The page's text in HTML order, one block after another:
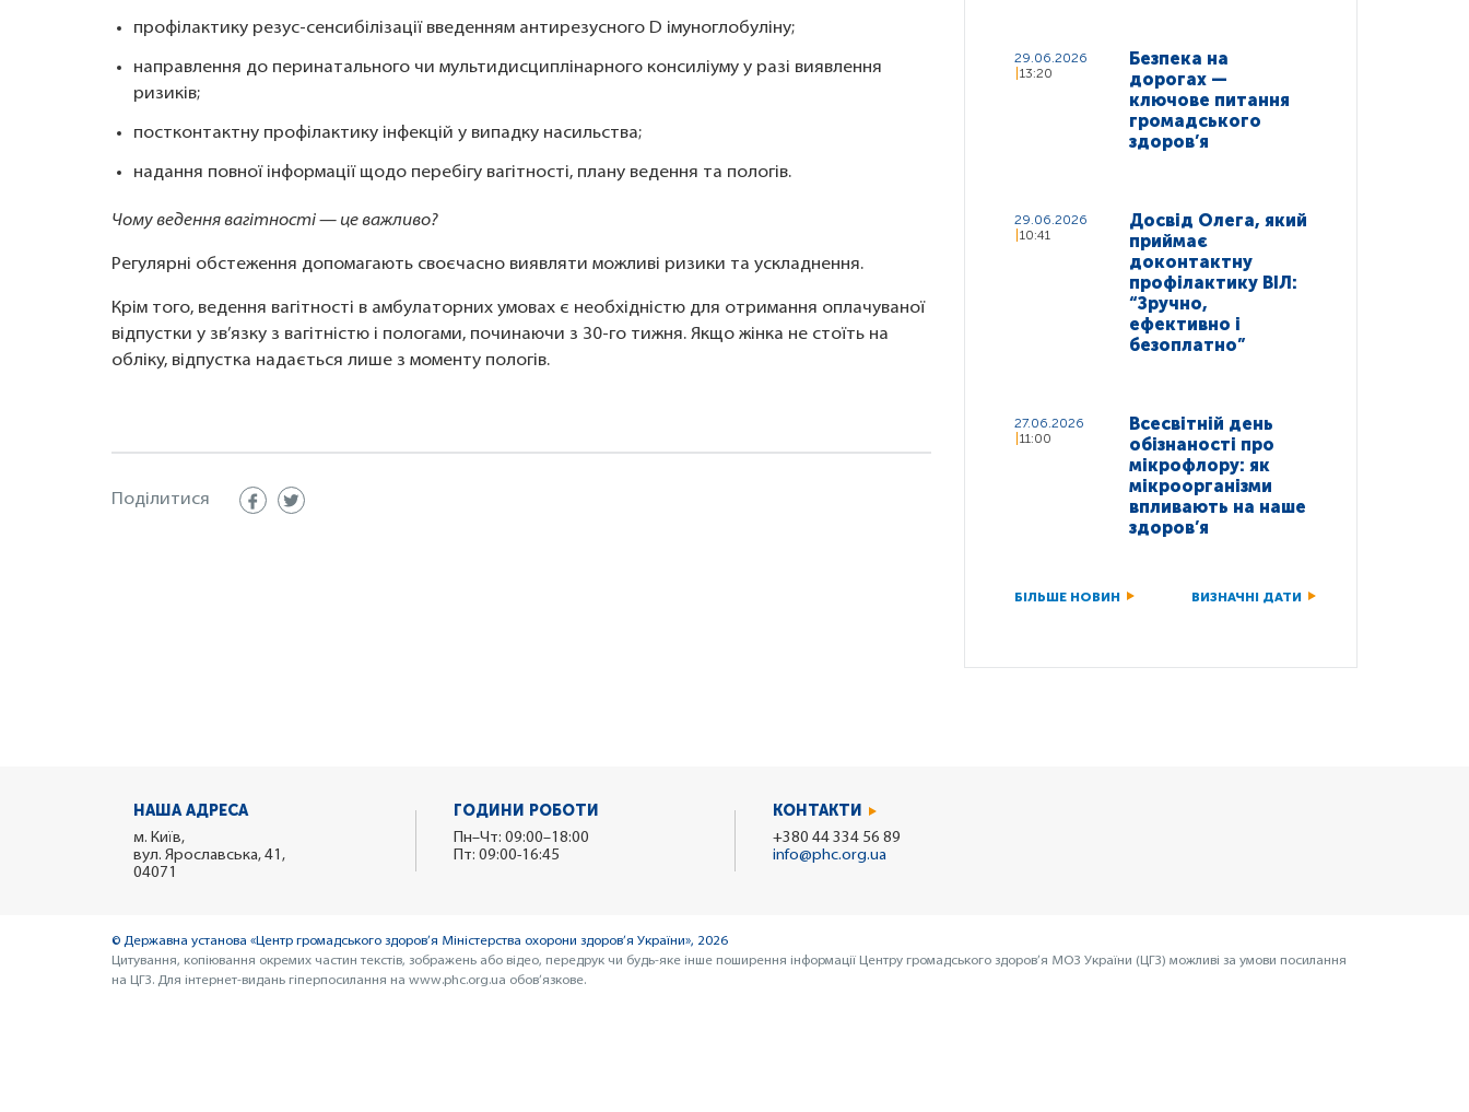
профілактику резус-сенсибілізації введенням антирезусного D імуноглобуліну;
направлення до перинатального чи мультидисциплінарного консиліуму у разі виявлення
ризиків;
постконтактну профілактику інфекцій у випадку насильства;
надання повної інформації щодо перебігу вагітності, плану ведення та пологів.
Чому ведення вагітності — це важливо?
Регулярні обстеження допомагають своєчасно виявляти можливі ризики та ускладнення.
Крім того, ведення вагітності в амбулаторних умовах є необхідністю для отримання оплачуваної
відпустки у зв’язку з вагітністю і пологами, починаючи з 30-го тижня. Якщо жінка не стоїть на
обліку, відпустка надається лише з моменту пологів.
Поділитися
29.06.2026
13:20
Безпека на
дорогах —
ключове питання
громадського
здоров’я
29.06.2026
10:41
Досвід Олега, який
приймає
доконтактну
профілактику ВІЛ:
“Зручно,
ефективно і
безоплатно”
27.06.2026
11:00
Всесвітній день
обізнаності про
мікрофлору: як
мікроорганізми
впливають на наше
здоров’я
БІЛЬШЕ НОВИН ВИЗНАЧНІ ДАТИ
НАША АДРЕСА
м. Київ,
вул. Ярославська, 41,
04071
ГОДИНИ РОБОТИ
Пн–Чт: 09:00–18:00
Пт: 09:00-16:45
КОНТАКТИ
+380 44 334 56 89
info@phc.org.ua
© Державна установа «Центр громадського здоров’я Міністерства охорони здоров’я України», 2026
Цитування, копіювання окремих частин текстів, зображень або відео, передрук чи будь-яке інше поширення інформації Центру громадського здоров’я МОЗ України (ЦГЗ) можливі за умови посилання
на ЦГЗ. Для інтернет-видань гіперпосилання на www.phc.org.ua обов’язкове.